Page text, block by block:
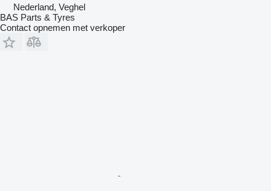
Nederland, Veghel
BAS Parts & Tyres
Contact opnemen met verkoper